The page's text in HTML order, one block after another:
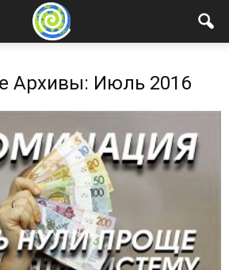
Архивы: Июль 2016